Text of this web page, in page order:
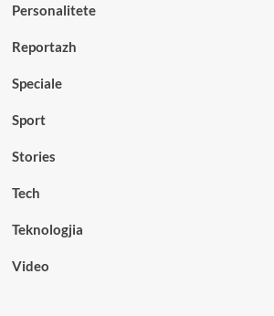
Personalitete
Reportazh
Speciale
Sport
Stories
Tech
Teknologjia
Video